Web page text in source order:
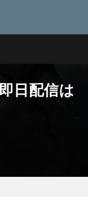
日配信は